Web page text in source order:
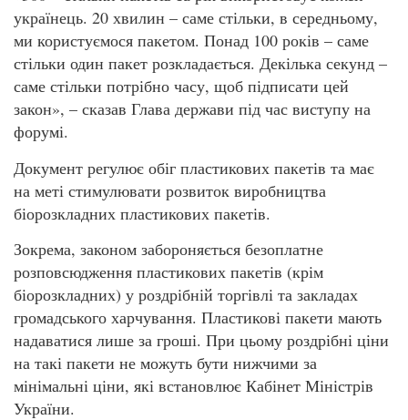
українець. 20 хвилин – саме стільки, в середньому,
ми користуємося пакетом. Понад 100 років – саме
стільки один пакет розкладається. Декілька секунд –
саме стільки потрібно часу, щоб підписати цей
закон», – сказав Глава держави під час виступу на
форумі.
Документ регулює обіг пластикових пакетів та має
на меті стимулювати розвиток виробництва
біорозкладних пластикових пакетів.
Зокрема, законом забороняється безоплатне
розповсюдження пластикових пакетів (крім
біорозкладних) у роздрібній торгівлі та закладах
громадського харчування. Пластикові пакети мають
надаватися лише за гроші. При цьому роздрібні ціни
на такі пакети не можуть бути нижчими за
мінімальні ціни, які встановлює Кабінет Міністрів
України.